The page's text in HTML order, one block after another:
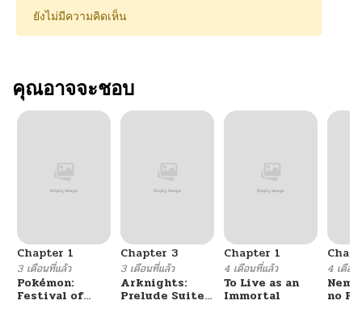
ยังไม่มีความคิดเห็น
คุณอาจจะชอบ
Chapter 1
3 เดือนที่แล้ว
Pokémon:
Festival of
Chapter 3
3 เดือนที่แล้ว
Arknights:
Prelude Suite:
Chapter 1
4 เดือนที่แล้ว
To Live as an
Immortal
4 เดือน
no